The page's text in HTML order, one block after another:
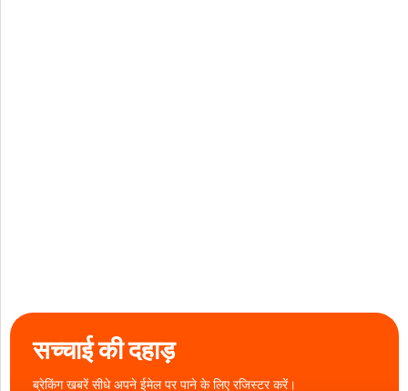
सच्चाई की दहाड़
ब्रेकिंग खबरें सीधे अपने ईमेल पर पाने के लिए रजिस्टर करें।